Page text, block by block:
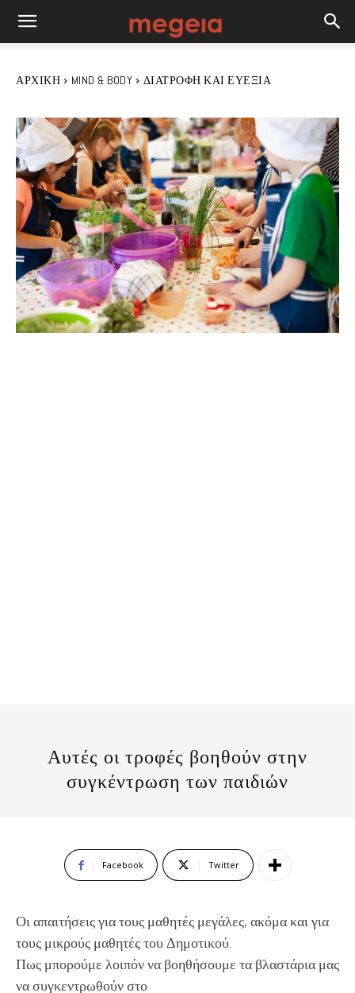
ΑΡΧΙΚΉ MIND & BODY ΔΙΑΤΡΟΦΉ ΚΑΙ ΕΥΕΞΊΑ
Αυτές οι τροφές βοηθούν στην
συγκέντρωση των παιδιών
Facebook Twitter
Οι απαιτήσεις για τους μαθητές μεγάλες, ακόμα και για
τους μικρούς μαθητές του Δημοτικού.
Πως μπορούμε λοιπόν να βοηθήσουμε τα βλαστάρια μας
να συγκεντρωθούν στο